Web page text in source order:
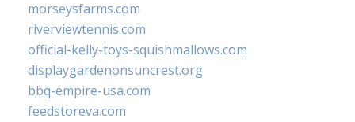
morseysfarms.com
riverviewtennis.com
official-kelly-toys-squishmallows.com
displaygardenonsuncrest.org
bbq-empire-usa.com
feedstoreva.com